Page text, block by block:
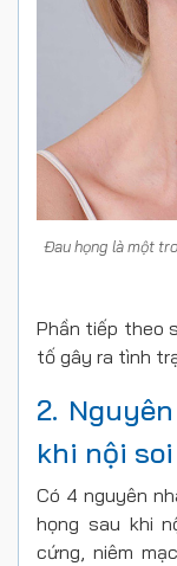
Đau họng là một
Phần tiếp theo
tố gây ra tình
2.
khi nội
Có 4 nguyên
họng sau khi
cứng, niêm